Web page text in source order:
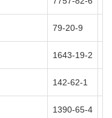
79-20-9
1643-19-2
142-62-1
1390-65-4